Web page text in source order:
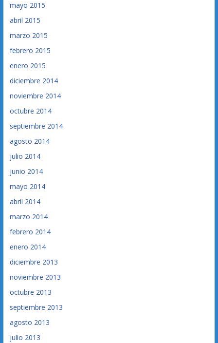
mayo 2015
abril 2015
marzo 2015
febrero 2015
enero 2015
diciembre 2014
noviembre 2014
octubre 2014
septiembre 2014
agosto 2014
julio 2014
junio 2014
mayo 2014
abril 2014
marzo 2014
febrero 2014
enero 2014
diciembre 2013
noviembre 2013
octubre 2013
septiembre 2013
agosto 2013
julio 2013